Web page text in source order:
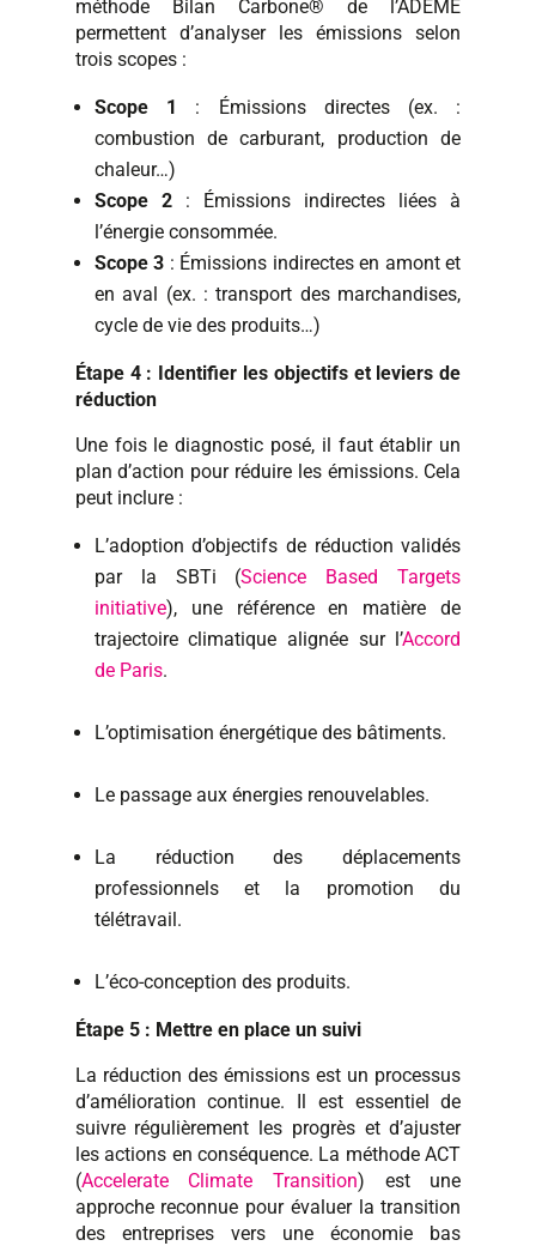
méthode Bilan Carbone® de l’ADEME
permettent d’analyser les émissions selon
trois scopes :
Scope 1
: Émissions directes (ex. :
combustion de carburant, production de
chaleur…)
Scope 2: Émissions indirectes liées à
l’énergie consommée.
Scope 3 : Émissions indirectes en amont et
en aval (ex. : transport des marchandises,
cycle de vie des produits…)
Étape 4 : Identifier les objectifs et leviers de
réduction
Une fois le diagnostic posé, il faut établir un
plan d’action pour réduire les émissions. Cela
peut inclure :
L’adoption d’objectifs de réduction validés
par la SBTi (Science Based Targets
initiative), une référence en matière de
trajectoire climatique alignée sur l’Accord
de Paris.
L’optimisation énergétique des bâtiments.
Le passage aux énergies renouvelables.
La réduction des déplacements
professionnels et la promotion du
télétravail.
L’éco-conception des produits.
Étape 5 : Mettre en place un suivi
La réduction des émissions est un processus
d’amélioration continue. Il est essentiel de
suivre régulièrement les progrès et d’ajuster
les actions en conséquence. La méthode ACT
(Accelerate Climate Transition) est une
approche reconnue pour évaluer la transition
des entreprises vers une économie bas